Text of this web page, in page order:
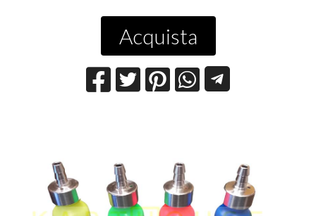
Acquista